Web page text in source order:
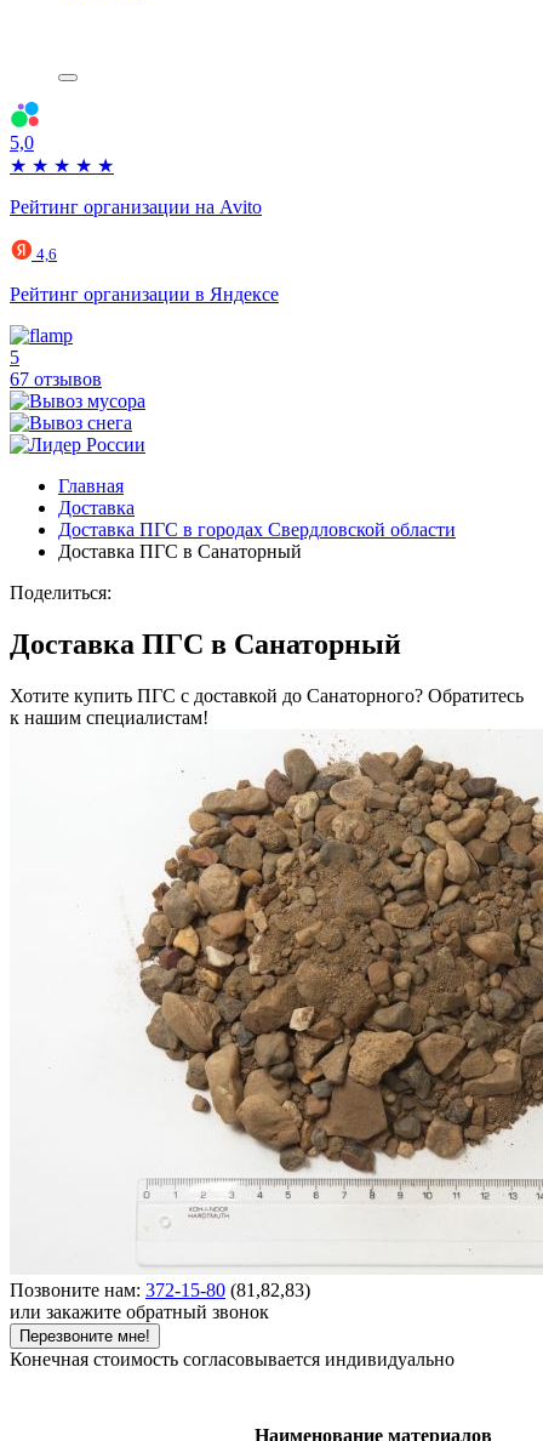
5,0
★ ★ ★ ★ ★
Рейтинг организации на Avito
4,6
Рейтинг организации в Яндексе
5
67 отзывов
Главная
Доставка
Доставка ПГС в городах Свердловской области
Доставка ПГС в Санаторный
Поделиться:
Доставка ПГС в Санаторный
Хотите купить ПГС с доставкой до Санаторного? Обратитесь
к нашим специалистам!
Позвоните нам: 372-15-80 (81,82,83)
или закажите обратный звонок
Перезвоните мне!
Конечная стоимость согласовывается индивидуально
Наименование материалов